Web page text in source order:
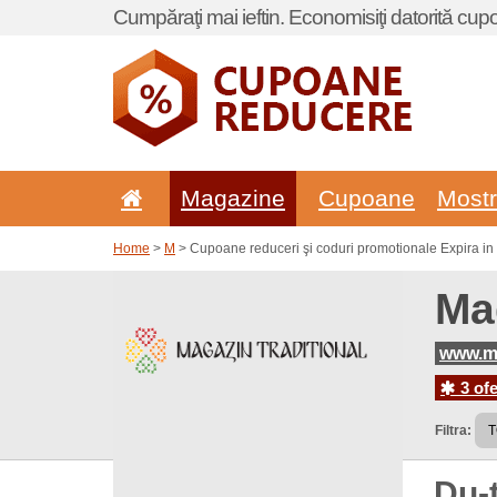
Cumpăraţi mai ieftin. Economisiţi datorită
Magazine Cupoane
Home > M > Cupoane reduceri şi coduri promotionale Expira
3
Filtra: